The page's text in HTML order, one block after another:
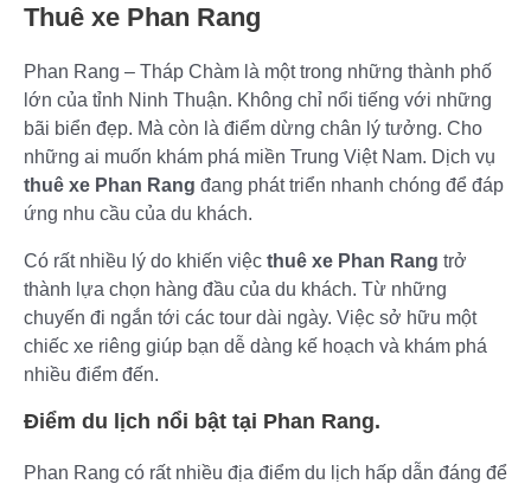
Thuê xe Phan Rang
Phan Rang – Tháp Chàm là một trong những thành phố
lớn của tỉnh Ninh Thuận. Không chỉ nổi tiếng với những
bãi biển đẹp. Mà còn là điểm dừng chân lý tưởng. Cho
những ai muốn khám phá miền Trung Việt Nam. Dịch vụ
thuê xe Phan Rang đang phát triển nhanh chóng để đáp
ứng nhu cầu của du khách.
Có rất nhiều lý do khiến việc thuê xe Phan Rang trở
thành lựa chọn hàng đầu của du khách. Từ những
chuyến đi ngắn tới các tour dài ngày. Việc sở hữu một
chiếc xe riêng giúp bạn dễ dàng kế hoạch và khám phá
nhiều điểm đến.
Điểm du lịch nổi bật tại Phan Rang.
Phan Rang có rất nhiều địa điểm du lịch hấp dẫn đáng để